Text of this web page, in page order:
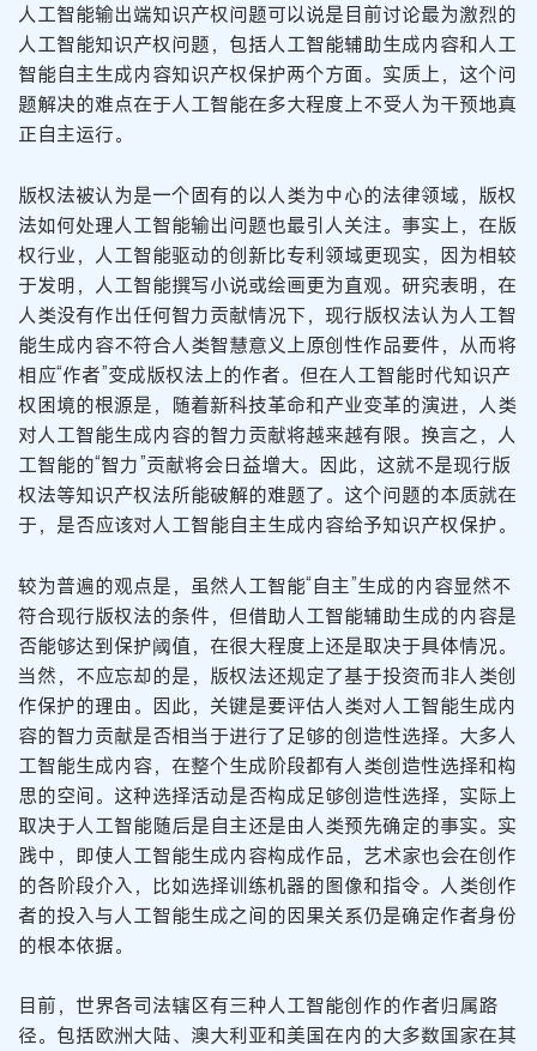
人工智能输出端知识产权问题可以说是目前讨论最为激烈的
人工智能知识产权问题，包括人工智能辅助生成内容和人工
智能自主生成内容知识产权保护两个方面。实质上，这个问
题解决的难点在于人工智能在多大程度上不受人为干预地真
正自主运行。
版权法被认为是一个固有的以人类为中心的法律领域，版权
法如何处理人工智能输出问题也最引人关注。事实上，在版
权行业，人工智能驱动的创新比专利领域更现实，因为相较
于发明，人工智能撰写小说或绘画更为直观。研究表明，在
人类没有作出任何智力贡献情况下，现行版权法认为人工智
能生成内容不符合人类智慧意义上原创性作品要件，从而将
相应“作者”变成版权法上的作者。但在人工智能时代知识产
权困境的根源是，随着新科技革命和产业变革的演进，人类
对人工智能生成内容的智力贡献将越来越有限。换言之，人
工智能的“智力”贡献将会日益增大。因此，这就不是现行版
权法等知识产权法所能破解的难题了。这个问题的本质就在
于，是否应该对人工智能自主生成内容给予知识产权保护。
较为普遍的观点是，虽然人工智能“自主”生成的内容显然不
符合现行版权法的条件，但借助人工智能辅助生成的内容是
否能够达到保护阈值，在很大程度上还是取决于具体情况。
当然，不应忘却的是，版权法还规定了基于投资而非人类创
作保护的理由。因此，关键是要评估人类对人工智能生成内
容的智力贡献是否相当于进行了足够的创造性选择。大多人
工智能生成内容，在整个生成阶段都有人类创造性选择和构
思的空间。这种选择活动是否构成足够创造性选择，实际上
取决于人工智能随后是自主还是由人类预先确定的事实。实
践中，即使人工智能生成内容构成作品，艺术家也会在创作
的各阶段介入，比如选择训练机器的图像和指令。人类创作
者的投入与人工智能生成之间的因果关系仍是确定作者身份
的根本依据。
目前，世界各司法辖区有三种人工智能创作的作者归属路
径。包括欧洲大陆、澳大利亚和美国在内的大多数国家在其